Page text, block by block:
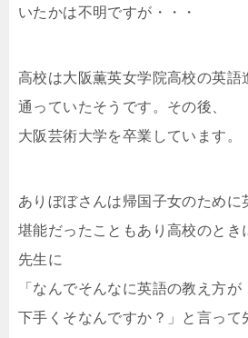
いたかは不明ですが・・・
高校は大阪薫英女学院高校の英語
通っていたそうです。その後、
大阪芸術大学を卒業しています。
ありぼぼさんは帰国子女のために
堪能だったこともあり高校のとき
先生に
「なんでそんなに英語の教え方が
下手くそなんですか？」と言って